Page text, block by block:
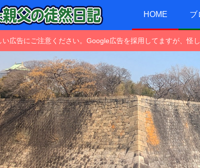
HOME ブ
い広告にご注意ください。Google広告を採用してますが、怪